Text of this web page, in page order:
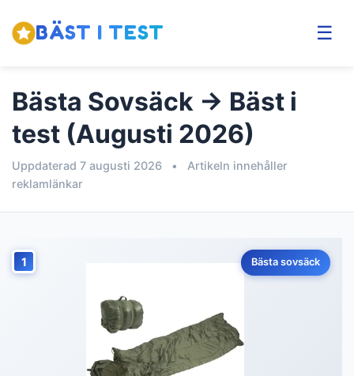
BÄST I TEST ☰
Bästa Sovsäck → Bäst i
test (Augusti 2026)
Uppdaterad 7 augusti 2026 •
Artikeln innehåller
reklamlänkar
1 Bästa sovsäck